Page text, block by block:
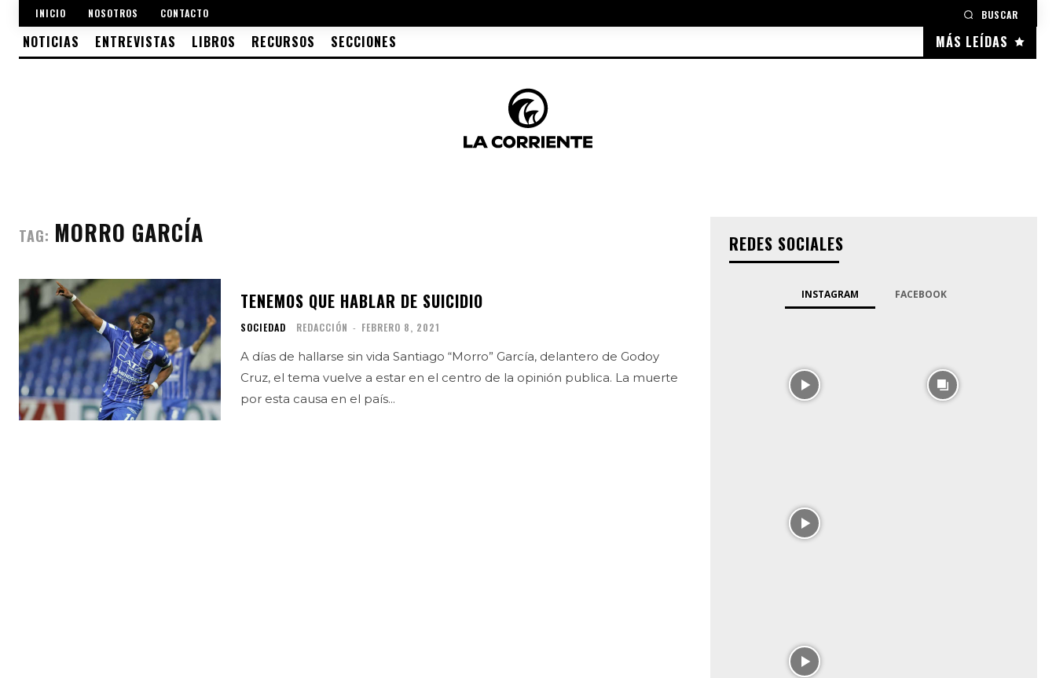
INICIO NOSOTROS CONTACTO BUSCAR
MÁS LEÍDAS
NOTICIAS ENTREVISTAS LIBROS RECURSOS SECCIONES
TAG: MORRO GARCÍA
TENEMOS QUE HABLAR DE SUICIDIO
SOCIEDAD REDACCIÓN - FEBRERO 8, 2021
A días de hallarse sin vida Santiago “Morro” García, delantero de Godoy
Cruz, el tema vuelve a estar en el centro de la opinión publica. La muerte
por esta causa en el país...
REDES SOCIALES
INSTAGRAM FACEBOOK